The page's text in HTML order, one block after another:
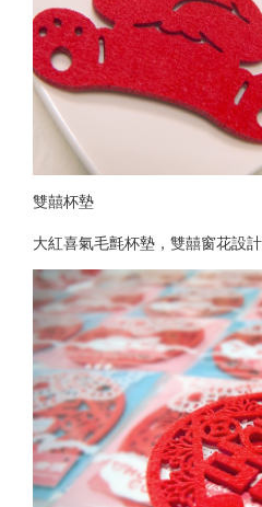
雙囍杯墊
大紅喜氣毛氈杯墊，雙囍窗花設